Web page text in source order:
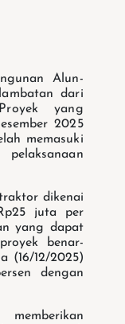
Alun-
dari
yang
2025
memasuki
dikenai
juta per
yang dapat
benar-
(16/12/2025)
dengan